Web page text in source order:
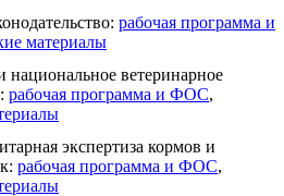
рабочая программа и
материалы
ветеринарное
рабочая программа и ФОС,
экспертиза кормов и
рабочая программа и ФОС,